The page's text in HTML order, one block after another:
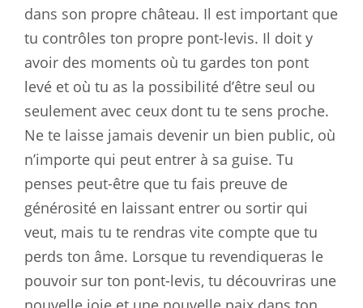
dans son propre château. Il est important que
tu contrôles ton propre pont-levis. Il doit y
avoir des moments où tu gardes ton pont
levé et où tu as la possibilité d’être seul ou
seulement avec ceux dont tu te sens proche.
Ne te laisse jamais devenir un bien public, où
n’importe qui peut entrer à sa guise. Tu
penses peut-être que tu fais preuve de
générosité en laissant entrer ou sortir qui
veut, mais tu te rendras vite compte que tu
perds ton âme. Lorsque tu revendiqueras le
pouvoir sur ton pont-levis, tu découvriras une